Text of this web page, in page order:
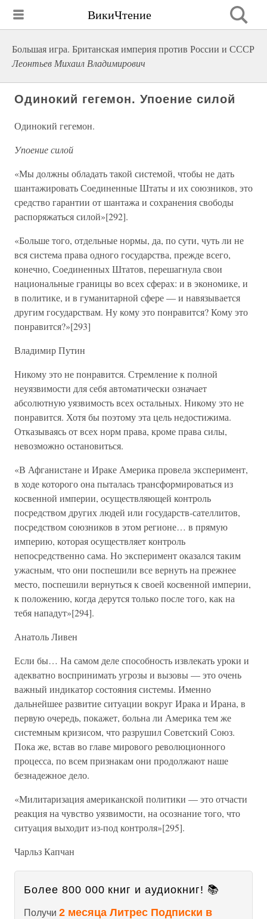
ВикиЧтение
Большая игра. Британская империя против России и СССР
Леонтьев Михаил Владимирович
Одинокий гегемон. Упоение силой
Одинокий гегемон.
Упоение силой
«Мы должны обладать такой системой, чтобы не дать
шантажировать Соединенные Штаты и их союзников, это
средство гарантии от шантажа и сохранения свободы
распоряжаться силой»[292].
«Больше того, отдельные нормы, да, по сути, чуть ли не
вся система права одного государства, прежде всего,
конечно, Соединенных Штатов, перешагнула свои
национальные границы во всех сферах: и в экономике, и
в политике, и в гуманитарной сфере — и навязывается
другим государствам. Ну кому это понравится? Кому это
понравится?»[293]
Владимир Путин
Никому это не понравится. Стремление к полной
неуязвимости для себя автоматически означает
абсолютную уязвимость всех остальных. Никому это не
понравится. Хотя бы поэтому эта цель недостижима.
Отказываясь от всех норм права, кроме права силы,
невозможно остановиться.
«В Афганистане и Ираке Америка провела эксперимент,
в ходе которого она пыталась трансформироваться из
косвенной империи, осуществляющей контроль
посредством других людей или государств-сателлитов,
посредством союзников в этом регионе… в прямую
империю, которая осуществляет контроль
непосредственно сама. Но эксперимент оказался таким
ужасным, что они поспешили все вернуть на прежнее
место, поспешили вернуться к своей косвенной империи,
к положению, когда дерутся только после того, как на
тебя нападут»[294].
Анатоль Ливен
Если бы… На самом деле способность извлекать уроки и
адекватно воспринимать угрозы и вызовы — это очень
важный индикатор состояния системы. Именно
дальнейшее развитие ситуации вокруг Ирака и Ирана, в
первую очередь, покажет, больна ли Америка тем же
системным кризисом, что разрушил Советский Союз.
Пока же, встав во главе мирового революционного
процесса, по всем признакам они продолжают наше
безнадежное дело.
«Милитаризация американской политики — это отчасти
реакция на чувство уязвимости, на осознание того, что
ситуация выходит из-под контроля»[295].
Чарльз Капчан
Более 800 000 книг и аудиокниг! 📚
Получи 2 месяца Литрес Подписки в